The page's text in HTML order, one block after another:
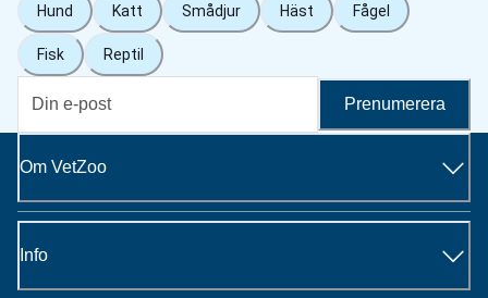
Hund Katt Smådjur Häst Fågel
Fisk Reptil
Prenumerera
Om VetZoo
Info